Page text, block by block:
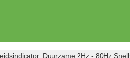
Duurzame 2Hz - 80Hz